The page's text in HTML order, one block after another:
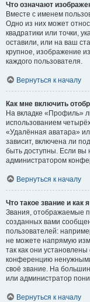
Что означают
Вместе с именем
Одно из них может
квадратики или точки,
оставили, или на ваш
крупное, изображение
каждого пользователя.
Вернуться к началу
Как мне включить
На вкладке «Профиль»
использованием
«Удалённая аватара»
зависит, включена ли
быть доступны. Если вы
администратором
Вернуться к началу
Что такое звание и как
Звания, отображаемые
созданных вами
пользователей:
не можете напрямую
так как они
конференцию
своё звание. На
или администратор
Вернуться к началу